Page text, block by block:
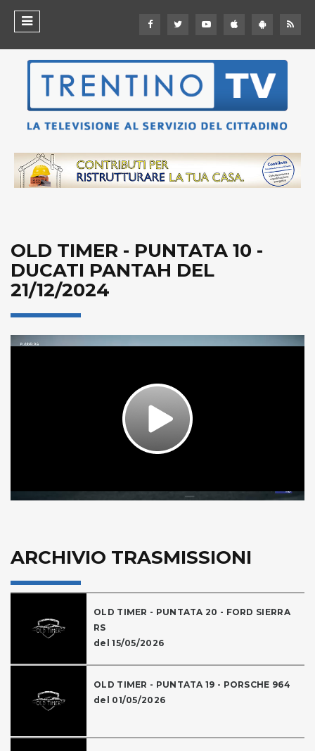
OLD TIMER - PUNTATA 10 -
DUCATI PANTAH DEL
21/12/2024
Play
Video
ARCHIVIO TRASMISSIONI
OLD TIMER - PUNTATA 20 - FORD SIERRA
RS
del 15/05/2026
OLD TIMER - PUNTATA 19 - PORSCHE 964
del 01/05/2026